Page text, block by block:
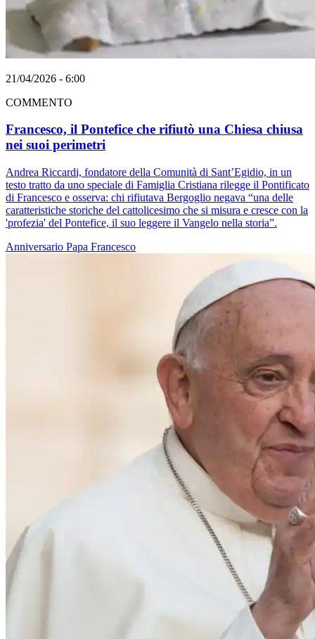
21/04/2026 - 6:00
COMMENTO
Francesco, il Pontefice che rifiutò una Chiesa chiusa
nei suoi perimetri
Andrea Riccardi, fondatore della Comunità di Sant’Egidio, in un
testo tratto da uno speciale di Famiglia Cristiana rilegge il Pontificato
di Francesco e osserva: chi rifiutava Bergoglio negava “una delle
caratteristiche storiche del cattolicesimo che si misura e cresce con la
'profezia' del Pontefice, il suo leggere il Vangelo nella storia”.
Anniversario Papa Francesco